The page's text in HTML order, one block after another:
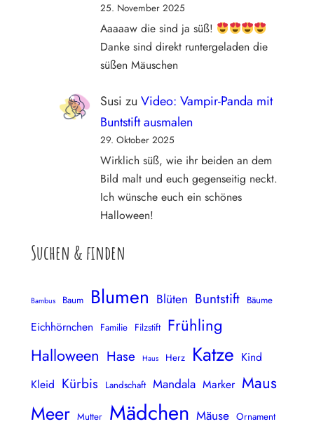
25. November 2025
Aaaaaw die sind ja süß!
Danke sind direkt runtergeladen die
süßen Mäuschen
Susi zu Video: Vampir-Panda mit
Buntstift ausmalen
29. Oktober 2025
Wirklich süß, wie ihr beiden an dem
Bild malt und euch gegenseitig neckt.
Ich wünsche euch ein schönes
Halloween!
Suchen & finden
Bambus Baum Blumen Blüten Buntstift Bäume
Eichhörnchen Familie Filzstift Frühling
Halloween Hase Haus Herz Katze Kind
Kleid Kürbis Landschaft Mandala Marker Maus
Meer Mutter Mädchen Mäuse Ornament